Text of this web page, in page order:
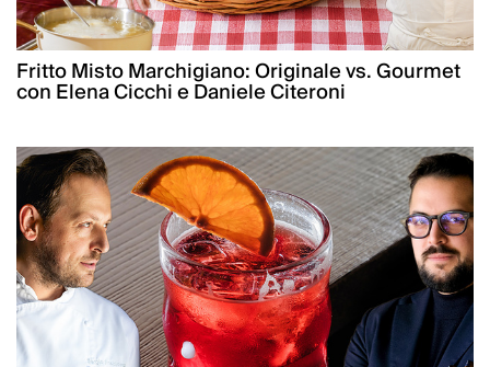
Fritto Misto Marchigiano: Originale vs. Gourmet
con Elena Cicchi e Daniele Citeroni